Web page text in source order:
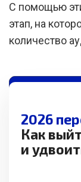
С помощью
этап, на
количество
2026
Как
и